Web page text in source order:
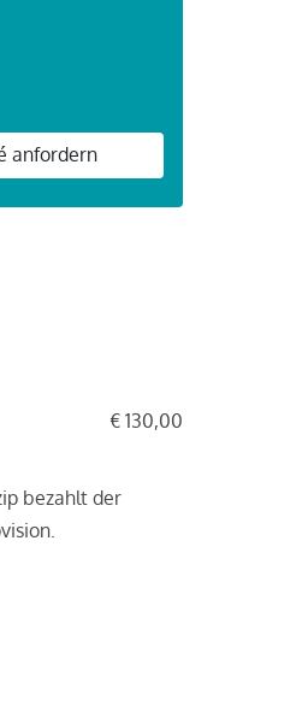
anfordern
€ 130,00
bezahlt der